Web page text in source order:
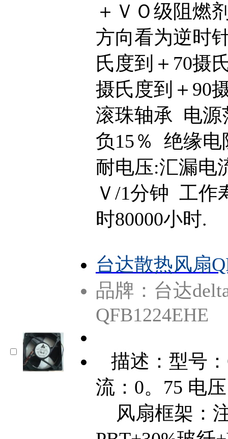
＋ＶＯ级阻燃
方向看为逆时
氏度到＋70摄
摄氏度到＋90
滚珠轴承 电源
负15％ 绝缘
耐电压:汇漏
Ｖ/1分钟 工作
时80000小时.
台达散热风扇
品牌：台达
QFB1224EHE
描述：型号
流：0。75 电
风扇框架：